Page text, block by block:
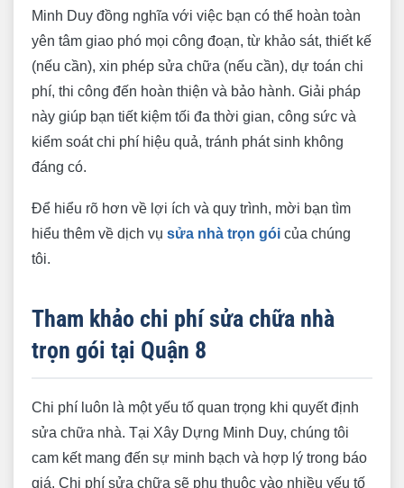
Minh Duy đồng nghĩa với việc bạn có thể hoàn toàn
yên tâm giao phó mọi công đoạn, từ khảo sát, thiết kế
(nếu cần), xin phép sửa chữa (nếu cần), dự toán chi
phí, thi công đến hoàn thiện và bảo hành. Giải pháp
này giúp bạn tiết kiệm tối đa thời gian, công sức và
kiểm soát chi phí hiệu quả, tránh phát sinh không
đáng có.
Để hiểu rõ hơn về lợi ích và quy trình, mời bạn tìm
hiểu thêm về dịch vụ sửa nhà trọn gói của chúng
tôi.
Tham khảo chi phí sửa chữa nhà
trọn gói tại Quận 8
Chi phí luôn là một yếu tố quan trọng khi quyết định
sửa chữa nhà. Tại Xây Dựng Minh Duy, chúng tôi
cam kết mang đến sự minh bạch và hợp lý trong báo
giá. Chi phí sửa chữa sẽ phụ thuộc vào nhiều yếu tố